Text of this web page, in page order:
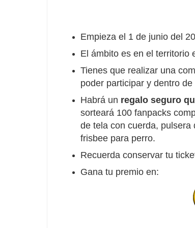
Empieza el 1 de junio del
El ámbito es en el territorio
Tienes que realizar una
poder participar y dentro
Habrá un regalo seguro
sorteará 100 fanpacks
de tela con cuerda,
frisbee para perro.
Recuerda conservar tu
Gana tu premio en: